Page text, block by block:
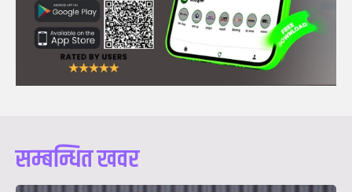
सम्बन्धित खवर